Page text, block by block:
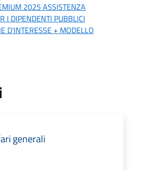
2025 ASSISTENZA
I DIPENDENTI PUBBLICI
D'INTERESSE + MODELLO
generali